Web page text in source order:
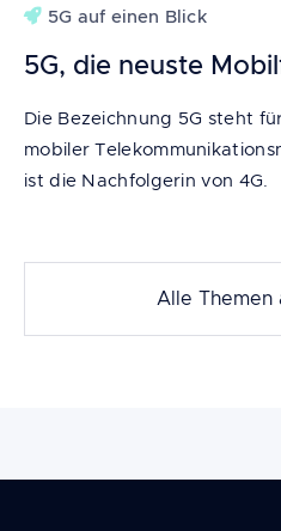
5G auf einen Blick
5G, die neuste
Die Bezeichnung 5G steht
mobiler
ist die Nachfolgerin von 4G.
Alle Themen